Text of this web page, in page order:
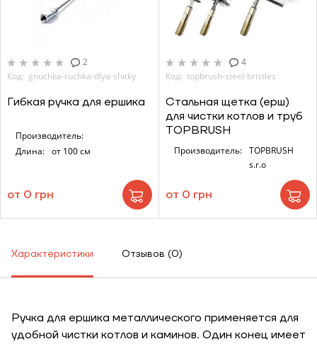
2
Код: gnuchka-ruchka-dlya-shitky
Гибкая ручка для ершика
Производитель:
Длина: от 100 см
от 0 грн
4
Код: topbrush-steel-bristles
Стальная щетка (ерш)
для чистки котлов и труб
TOPBRUSH
Производитель:
TOPBRUSH
s.r.o
от 0 грн
Характеристики Отзывов (0)
Ручка для ершика металлического применяется для
удобной чистки котлов и каминов. Один конец имеет
Степень
Гарно утеплений, 55
Необходимая
Отправить